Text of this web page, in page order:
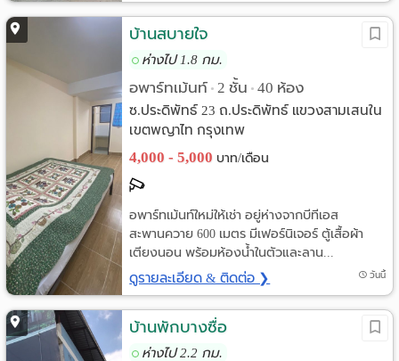
บ้านสบายใจ
ห่างไป 1.8 กม.
อพาร์ทเม้นท์ • 2 ชั้น • 40 ห้อง
ซ.ประดิพัทธ์ 23 ถ.ประดิพัทธ์ แขวงสามเสนใน
เขตพญาไท กรุงเทพ
4,000 - 5,000 บาท/เดือน
อพาร์ทเม้นท์ใหม่ให้เช่า อยู่ห่างจากบีทีเอส
สะพานควาย 600 เมตร มีเฟอร์นิเจอร์ ตู้เสื้อผ้า
เตียงนอน พร้อมห้องน้ำในตัวและลาน...
ดูรายละเอียด & ติดต่อ ❯ วันนี้
บ้านพักบางซื่อ
ห่างไป 2.2 กม.